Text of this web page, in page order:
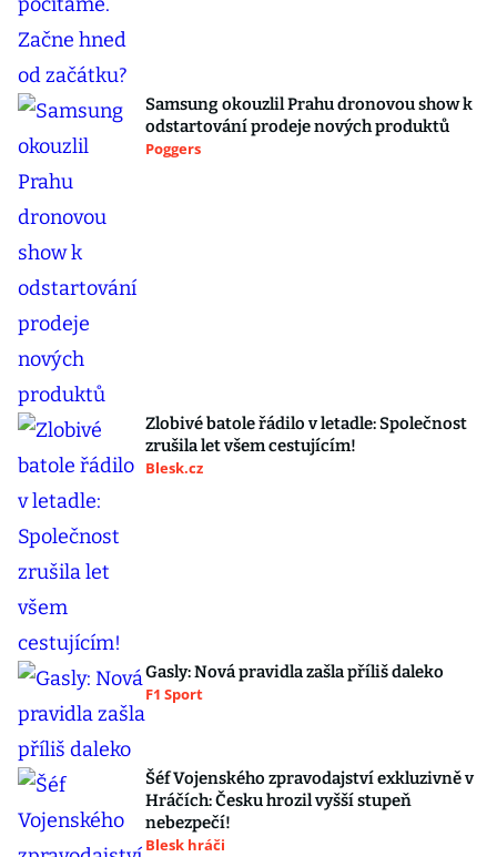
Samsung okouzlil Prahu dronovou show k
odstartování prodeje nových produktů
Poggers
Zlobivé batole řádilo v letadle: Společnost
zrušila let všem cestujícím!
Blesk.cz
Gasly: Nová pravidla zašla příliš daleko
F1 Sport
Šéf Vojenského zpravodajství exkluzivně v
Hráčích: Česku hrozil vyšší stupeň
nebezpečí!
Blesk hráči